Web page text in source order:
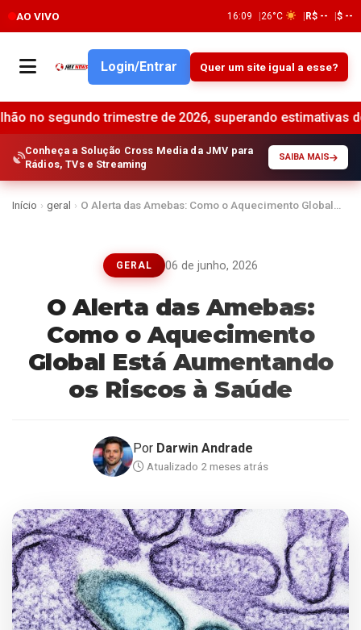
AO VIVO 16:09 26°C R$ -- $ --
Login/Entrar Quer um site igual a esse?
trimestre de 2026, superando estimativas de mercado •
Conheça a Solução Cross Media da JMV para
Rádios, TVs e Streaming
SAIBA MAIS
Início › geral › O Alerta das Amebas: Como o Aquecimento Global…
GERAL 06 de junho, 2026
O Alerta das Amebas:
Como o Aquecimento
Global Está Aumentando
os Riscos à Saúde
Por Darwin Andrade
Atualizado 2 meses atrás